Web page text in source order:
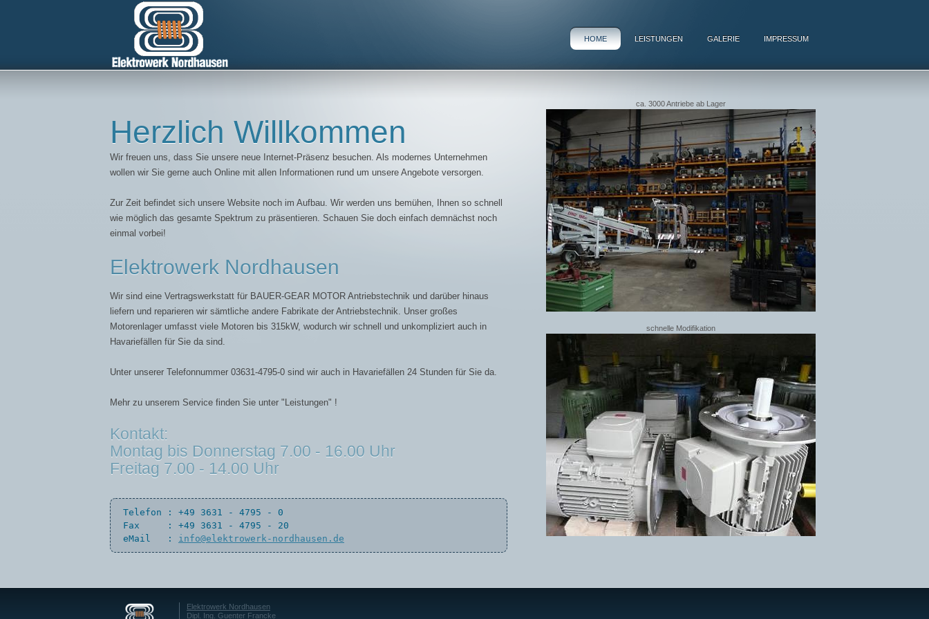
HOME LEISTUNGEN GALERIE IMPRESSUM
Herzlich Willkommen
Wir freuen uns, dass Sie unsere neue Internet-Präsenz besuchen. Als modernes Unternehmen
wollen wir Sie gerne auch Online mit allen Informationen rund um unsere Angebote versorgen.
Zur Zeit befindet sich unsere Website noch im Aufbau. Wir werden uns bemühen, Ihnen so schnell
wie möglich das gesamte Spektrum zu präsentieren. Schauen Sie doch einfach demnächst noch
einmal vorbei!
Elektrowerk Nordhausen
Wir sind eine Vertragswerkstatt für BAUER-GEAR MOTOR Antriebstechnik und darüber hinaus
liefern und reparieren wir sämtliche andere Fabrikate der Antriebstechnik. Unser großes
Motorenlager umfasst viele Motoren bis 315kW, wodurch wir schnell und unkompliziert auch in
Havariefällen für Sie da sind.
Unter unserer Telefonnummer 03631-4795-0 sind wir auch in Havariefällen 24 Stunden für Sie da.
Mehr zu unserem Service finden Sie unter "Leistungen" !
Kontakt:
Montag bis Donnerstag 7.00 - 16.00 Uhr
Freitag 7.00 - 14.00 Uhr
eMail   : info@elektrowerk-nordhausen.de
ca. 3000 Antriebe ab Lager
schnelle Modifikation
Elektrowerk Nordhausen
Dipl. Ing. Guenter Francke